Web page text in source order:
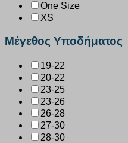
One Size
XS
Μέγεθος Υποδήματος
19-22
20-22
23-25
23-26
26-28
27-30
28-30